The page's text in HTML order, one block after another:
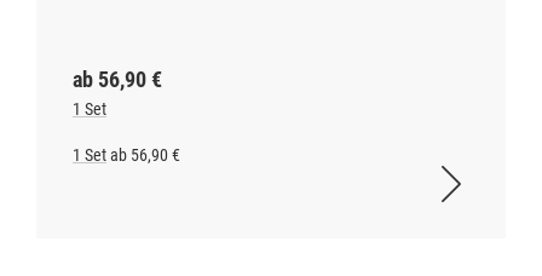
ab 56,90 €
1 Set
1 Setab 56,90 €